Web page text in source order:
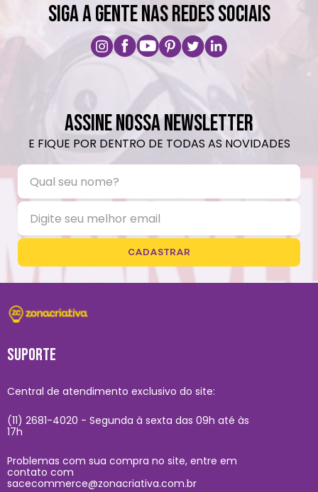
SIGA A GENTE NAS REDES SOCIAIS
ASSINE NOSSA NEWSLETTER
E FIQUE POR DENTRO DE TODAS AS NOVIDADES
CADASTRAR
SUPORTE
Central de atendimento exclusivo do site:
(11) 2681-4020 - Segunda à sexta das 09h até às
17h
Problemas com sua compra no site, entre em
contato com
sacecommerce@zonacriativa.com.br